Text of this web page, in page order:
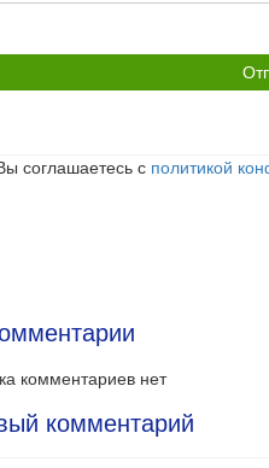
соглашаетесь с политикой
комментариев нет
комментарий